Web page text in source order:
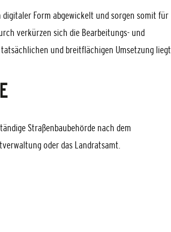
digitaler Form abgewickelt und sorgen somit für
verkürzen sich die Bearbeitungs- und
und breitflächigen Umsetzung liegt.
Straßenbaubehörde nach dem
oder das Landratsamt.